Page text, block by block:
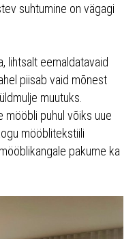
suhtumine on vägagi
lihtsalt eemaldatavaid
piisab vaid mõnest
muutuks.
mööbli puhul võiks uue
mööblitekstiili
pakume ka